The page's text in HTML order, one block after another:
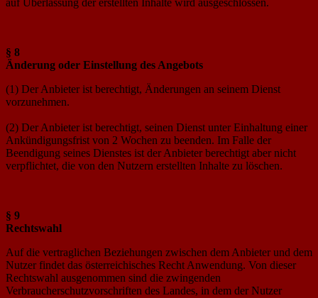
§ 8
Änderung oder Einstellung des Angebots
(1) Der Anbieter ist berechtigt, Änderungen an seinem Dienst
vorzunehmen.
(2) Der Anbieter ist berechtigt, seinen Dienst unter Einhaltung einer
Ankündigungsfrist von 2 Wochen zu beenden. Im Falle der
Beendigung seines Dienstes ist der Anbieter berechtigt aber nicht
verpflichtet, die von den Nutzern erstellten Inhalte zu löschen.
§ 9
Rechtswahl
Auf die vertraglichen Beziehungen zwischen dem Anbieter und dem
Nutzer findet das österreichisches Recht Anwendung. Von dieser
Rechtswahl ausgenommen sind die zwingenden
Verbraucherschutzvorschriften des Landes, in dem der Nutzer